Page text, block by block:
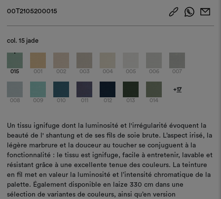
00T2105200015
col.15 jade
015 001 002 003 004 005 006 007
008 009 010 011 012 013 014
+17
Un tissu ignifuge dont la luminosité et l'irrégularité évoquent la
beauté de l' shantung et de ses fils de soie brute. L’aspect irisé, la
légère marbrure et la douceur au toucher se conjuguent à la
fonctionnalité : le tissu est ignifuge, facile à entretenir, lavable et
résistant grâce à une excellente tenue des couleurs. La teinture
en fil met en valeur la luminosité et l’intensité chromatique de la
palette. Également disponible en laize 330 cm dans une
sélection de variantes de couleurs, ainsi qu’en version